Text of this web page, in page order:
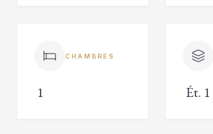
CHAMBRES
1 Ét. 1